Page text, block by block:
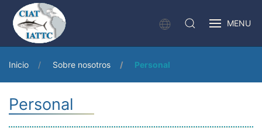
MENU
Inicio Sobre nosotros Personal
Personal